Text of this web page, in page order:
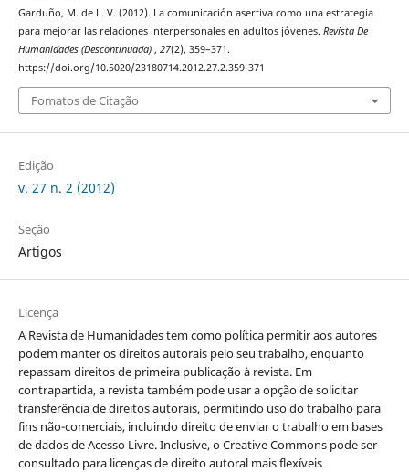
Garduño, M. de L. V. (2012). La comunicación asertiva como una estrategia
para mejorar las relaciones interpersonales en adultos jóvenes. Revista De
Humanidades (Descontinuada) , 27(2), 359–371.
https://doi.org/10.5020/23180714.2012.27.2.359-371
Fomatos de Citação
Edição
v. 27 n. 2 (2012)
Seção
Artigos
Licença
A Revista de Humanidades tem como política permitir aos autores
podem manter os direitos autorais pelo seu trabalho, enquanto
repassam direitos de primeira publicação à revista. Em
contrapartida, a revista também pode usar a opção de solicitar
transferência de direitos autorais, permitindo uso do trabalho para
fins não-comerciais, incluindo direito de enviar o trabalho em bases
de dados de Acesso Livre. Inclusive, o Creative Commons pode ser
consultado para licenças de direito autoral mais flexíveis